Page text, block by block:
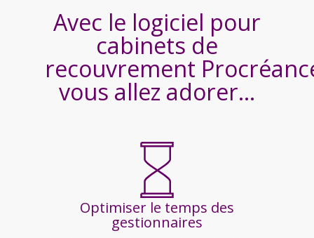
Avec le logiciel pour
cabinets de
recouvrement
vous allez adorer…
Optimiser le temps des
gestionnaires